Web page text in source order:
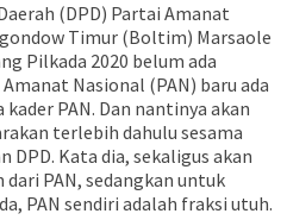
(DPD) Partai Amanat
Timur (Boltim) Marsaole
Pilkada 2020 belum ada
Nasional (PAN) baru ada
PAN. Dan nantinya akan
terlebih dahulu sesama
DPD. Kata dia, sekaligus akan
PAN, sedangkan untuk
PAN sendiri adalah fraksi utuh.